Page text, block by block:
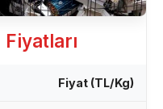
Fiyatları
Fiyat (TL/Kg)